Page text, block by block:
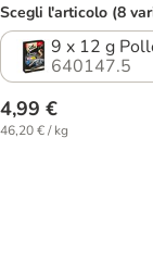
Scegli l'articolo (8
9 x 12 g
640147.5
4,99 €
46,20 € / kg